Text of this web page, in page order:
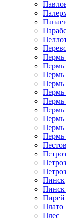
Пермь
Пермь
Пермь
Пермь
Пермь
Пермь
Пермь
Пермь
Пермь
Пинск
Пинск
Пирей
Плато
Плес